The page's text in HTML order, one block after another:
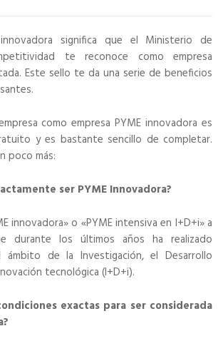
significa que el Ministerio de
te reconoce como empresa
Este sello te da una serie de beneficios
como empresa PYME innovadora es
y es bastante sencillo de completar.
poco más:
ser PYME Innovadora?
innovadora» o «PYME intensiva en I+D+i» a
durante los últimos años ha realizado
de la Investigación, el Desarrollo
tecnológica (I+D+i).
exactas para ser considerada